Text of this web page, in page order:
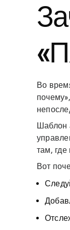
Во
Шаблон
там,
Вот